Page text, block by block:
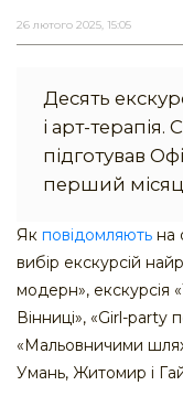
26 лютого 2025, 15:05
Десять
і арт-терапія.
підготував
перший
Як повідомляють на
вибір екскурсій
модерн», екскурсія
Вінниці», «Girl-party
«Мальовничими
Умань, Житомир і